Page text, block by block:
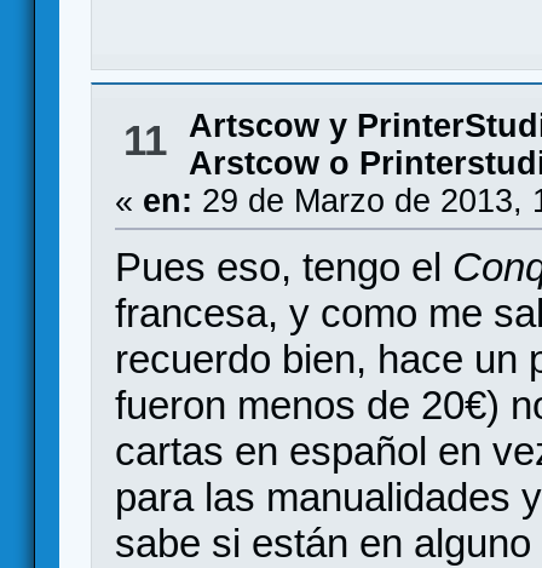
11 Artscow y
Arstcow o
« en: 29 de Marzo de 2013,
Pues eso, tengo el
francesa, y como me
recuerdo bien, hace un
fueron menos de 20€)
cartas en español en
para las manualidades
sabe si están en